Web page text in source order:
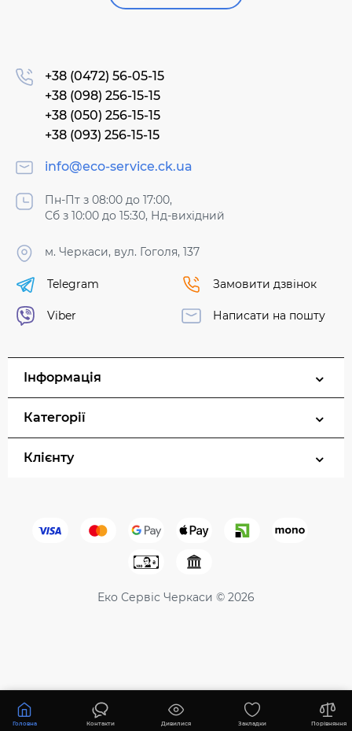
Головна Контакти Дивилися Закладки Порівняння
218400 ₴ Купити
+38 (0472) 56-05-15
+38 (098) 256-15-15
+38 (050) 256-15-15
+38 (093) 256-15-15
info@eco-service.ck.ua
Пн-Пт з 08:00 до 17:00,
Сб з 10:00 до 15:30, Нд-вихідний
м. Черкаси, вул. Гоголя, 137
Telegram
Viber
Замовити дзвінок
Написати на пошту
Інформація
Категорії
Клієнту
Еко Сервіс Черкаси © 2026